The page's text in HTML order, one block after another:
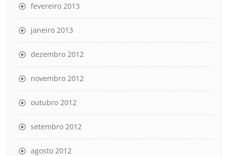
fevereiro 2013
janeiro 2013
dezembro 2012
novembro 2012
outubro 2012
setembro 2012
agosto 2012